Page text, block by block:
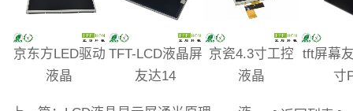
京东方LED驱动
液晶
TFT-LCD液晶屏
友达14
京瓷4.3寸工控
液晶
tft屏幕
寸